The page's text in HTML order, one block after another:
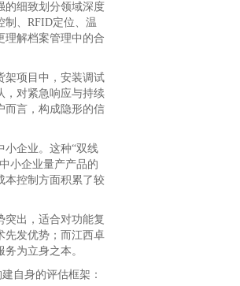
细致划分领域深度
制、RFID定位、温
理解档案管理中的合
项目中，安装调试
，对紧急响应与持续
而言，构成隐形的信
企业。这种“双线
小企业量产产品的
本控制方面积累了较
出，适合对功能复
先发优势；而江西卓
为立身之本。
自身的评估框架：